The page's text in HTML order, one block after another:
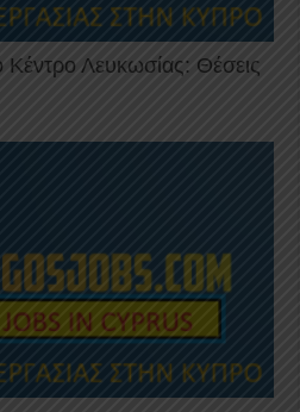
Λευκωσίας: Θέσεις